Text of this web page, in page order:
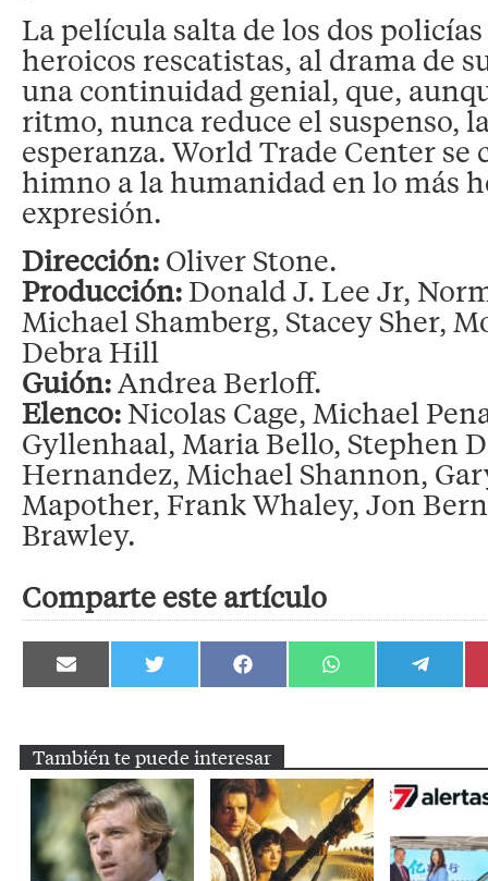
La película salta de los dos
heroicos rescatistas, al drama de
una continuidad genial, que,
ritmo, nunca reduce el suspenso,
esperanza. World Trade Center se
himno a la humanidad en lo más
expresión.
Dirección: Oliver Stone.
Producción: Donald J. Lee Jr,
Michael Shamberg, Stacey Sher,
Debra Hill
Guión: Andrea Berloff.
Elenco: Nicolas Cage, Michael
Gyllenhaal, Maria Bello, Stephen
Hernandez, Michael Shannon,
Mapother, Frank Whaley, Jon
Brawley.
Comparte este artículo
Compartir
en
Compartir
en
Compartir
en
Compartir
en
Compartir
en
También te puede interesar